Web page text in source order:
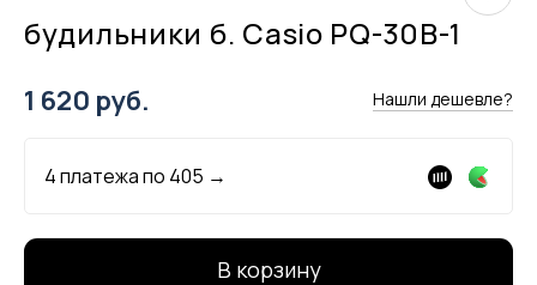
будильники б. Casio PQ-30B-1
1 620 руб. Нашли дешевле?
4 платежа по 405 →
В корзину